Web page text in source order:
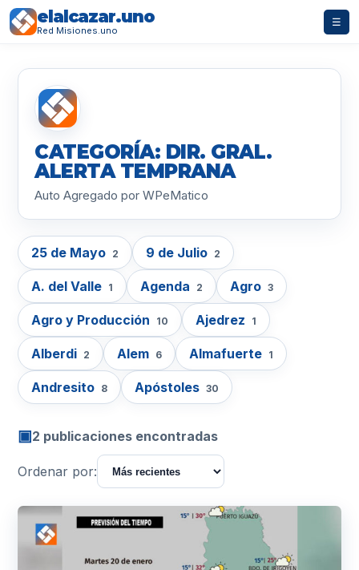
elalcazar.uno
Red Misiones.uno
☰
CATEGORÍA: DIR. GRAL.
ALERTA TEMPRANA
Auto Agregado por WPeMatico
25 de Mayo 2 9 de Julio 2
A. del Valle 1 Agenda 2 Agro 3
Agro y Producción 10 Ajedrez 1
Alberdi 2 Alem 6 Almafuerte 1
Andresito 8 Apóstoles 30
▣2 publicaciones encontradas
Ordenar por: